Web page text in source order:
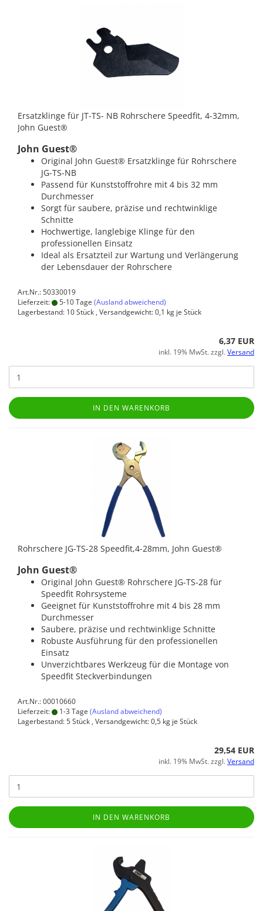
Ersatzklinge für JT-TS- NB Rohrschere Speedfit, 4-32mm,
John Guest®
John Guest®
Original John Guest® Ersatzklinge für Rohrschere
JG-TS-NB
Passend für Kunststoffrohre mit 4 bis 32 mm
Durchmesser
Sorgt für saubere, präzise und rechtwinklige
Schnitte
Hochwertige, langlebige Klinge für den
professionellen Einsatz
Ideal als Ersatzteil zur Wartung und Verlängerung
der Lebensdauer der Rohrschere
Art.Nr.: 50330019
Lieferzeit:
5-10 Tage (Ausland abweichend)
Lagerbestand: 10 Stück , Versandgewicht:0,1 kg je Stück
6,37 EUR
inkl. 19% MwSt. zzgl.Versand
IN DEN WARENKORB
Rohrschere JG-TS-28 Speedfit,4-28mm, John Guest®
John Guest®
Original John Guest® Rohrschere JG-TS-28 für
Speedfit Rohrsysteme
Geeignet für Kunststoffrohre mit 4 bis 28 mm
Durchmesser
Saubere, präzise und rechtwinklige Schnitte
Robuste Ausführung für den professionellen
Einsatz
Unverzichtbares Werkzeug für die Montage von
Speedfit Steckverbindungen
Art.Nr.: 00010660
Lieferzeit:
1-3 Tage (Ausland abweichend)
Lagerbestand: 5 Stück , Versandgewicht:0,5 kg je Stück
29,54 EUR
inkl. 19% MwSt. zzgl.Versand
IN DEN WARENKORB